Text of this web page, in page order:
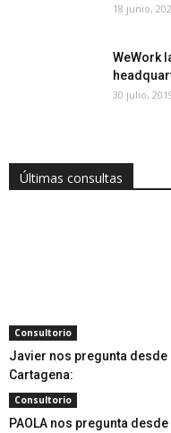
18 junio,
WeWork
30 julio,
Últimas consultas
Consultorio
Javier nos pregunta desde
Cartagena:
Consultorio
PAOLA nos pregunta desde